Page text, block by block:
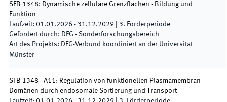
SFB 1348: Dynamische zelluläre Grenzflächen - Bildung und
Funktion
Laufzeit: 01.01.2026 - 31.12.2029 3. Förderperiode
Gefördert durch: DFG - Sonderforschungsbereich
Art des Projekts: DFG-Verbund koordiniert an der Universität
Münster
SFB 1348 - A11: Regulation von funktionellen Plasmamembran
Domänen durch endosomale Sortierung und Transport